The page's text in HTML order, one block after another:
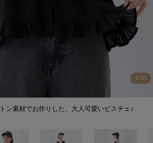
ン素材でお作りした、大人可愛いビスチェ♪
1 /30